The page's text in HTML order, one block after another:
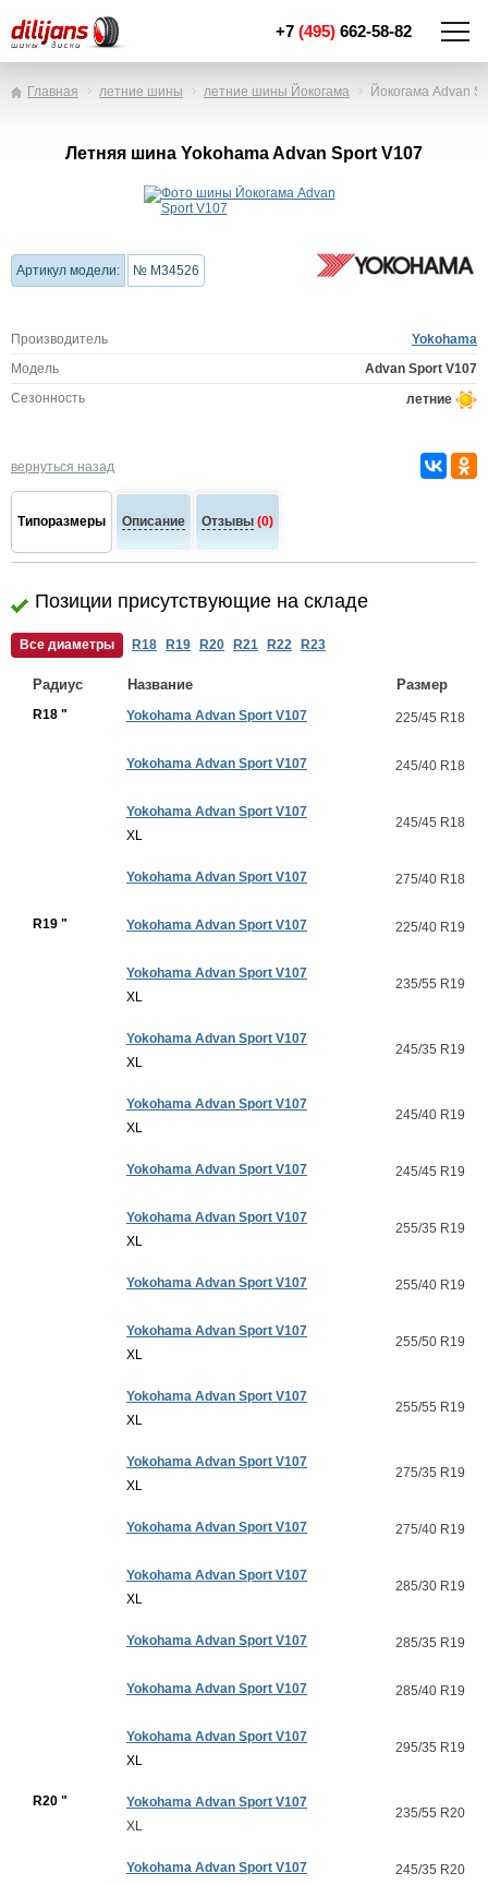
+7 (495) 662-58-82
Главная летние шины летние шины Йокогама Йокогама Advan
Летняя шина Yokohama Advan Sport V107
Артикул модели: № M34526
Производитель
Yokohama
Модель
Advan Sport V107
Сезонность
летние
вернуться назад
Типоразмеры Описание Отзывы (0)
Позиции присутствующие на складе
Все диаметры R18 R19 R20 R21 R22 R23
Радиус Название Размер
R18 " Yokohama Advan Sport V107 225/45 R18
Yokohama Advan Sport V107 245/40 R18
Yokohama Advan Sport V107
XL
245/45 R18
Yokohama Advan Sport V107 275/40 R18
R19 " Yokohama Advan Sport V107 225/40 R19
Yokohama Advan Sport V107
XL
235/55 R19
Yokohama Advan Sport V107
XL
245/35 R19
Yokohama Advan Sport V107
XL
245/40 R19
Yokohama Advan Sport V107 245/45 R19
Yokohama Advan Sport V107
XL
255/35 R19
Yokohama Advan Sport V107 255/40 R19
Yokohama Advan Sport V107
XL
255/50 R19
Yokohama Advan Sport V107
XL
255/55 R19
Yokohama Advan Sport V107
XL
275/35 R19
Yokohama Advan Sport V107 275/40 R19
Yokohama Advan Sport V107
XL
285/30 R19
Yokohama Advan Sport V107 285/35 R19
Yokohama Advan Sport V107 285/40 R19
Yokohama Advan Sport V107
XL
295/35 R19
R20 "
Yokohama Advan Sport V107
XL
235/55 R20
Yokohama Advan Sport V107 245/35 R20